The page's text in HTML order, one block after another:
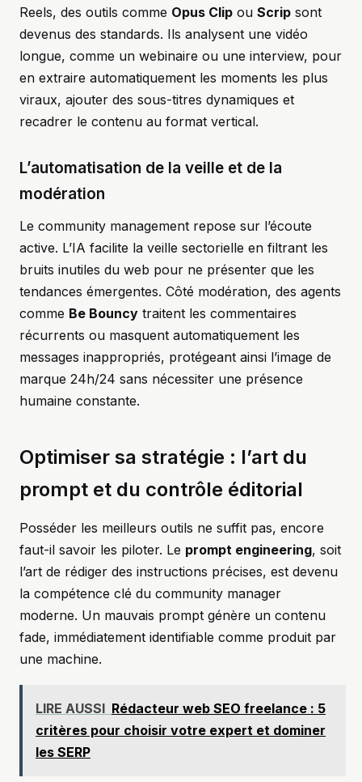
Reels, des outils comme Opus Clip ou Scrip sont
devenus des standards. Ils analysent une vidéo
longue, comme un webinaire ou une interview, pour
en extraire automatiquement les moments les plus
viraux, ajouter des sous-titres dynamiques et
recadrer le contenu au format vertical.
L’automatisation de la veille et de la
modération
Le community management repose sur l’écoute
active. L’IA facilite la veille sectorielle en filtrant les
bruits inutiles du web pour ne présenter que les
tendances émergentes. Côté modération, des agents
comme Be Bouncy traitent les commentaires
récurrents ou masquent automatiquement les
messages inappropriés, protégeant ainsi l’image de
marque 24h/24 sans nécessiter une présence
humaine constante.
Optimiser sa stratégie : l’art du
prompt et du contrôle éditorial
Posséder les meilleurs outils ne suffit pas, encore
faut-il savoir les piloter. Le prompt engineering, soit
l’art de rédiger des instructions précises, est devenu
la compétence clé du community manager
moderne. Un mauvais prompt génère un contenu
fade, immédiatement identifiable comme produit par
une machine.
LIRE AUSSI Rédacteur web SEO freelance : 5
critères pour choisir votre expert et dominer
les SERP